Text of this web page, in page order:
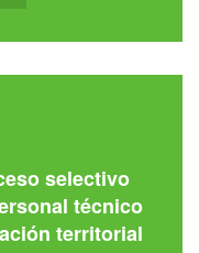
selectivo
técnico
territorial